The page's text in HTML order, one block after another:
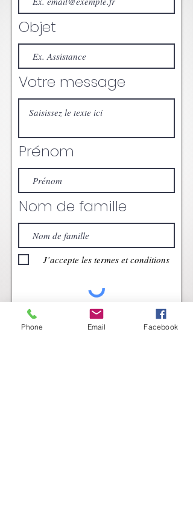
Objet
Votre message
Prénom
Nom de famille
J’accepte les termes et conditions
Envoyer
Phone Email Facebook